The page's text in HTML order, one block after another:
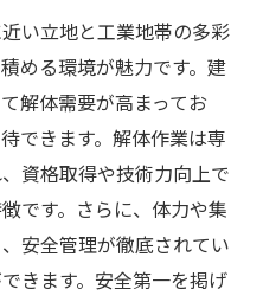
い立地と工業地帯の多彩
める環境が魅力です。建
解体需要が高まってお
できます。解体作業は専
資格取得や技術力向上で
です。さらに、体力や集
安全管理が徹底されてい
きます。安全第一を掲げ